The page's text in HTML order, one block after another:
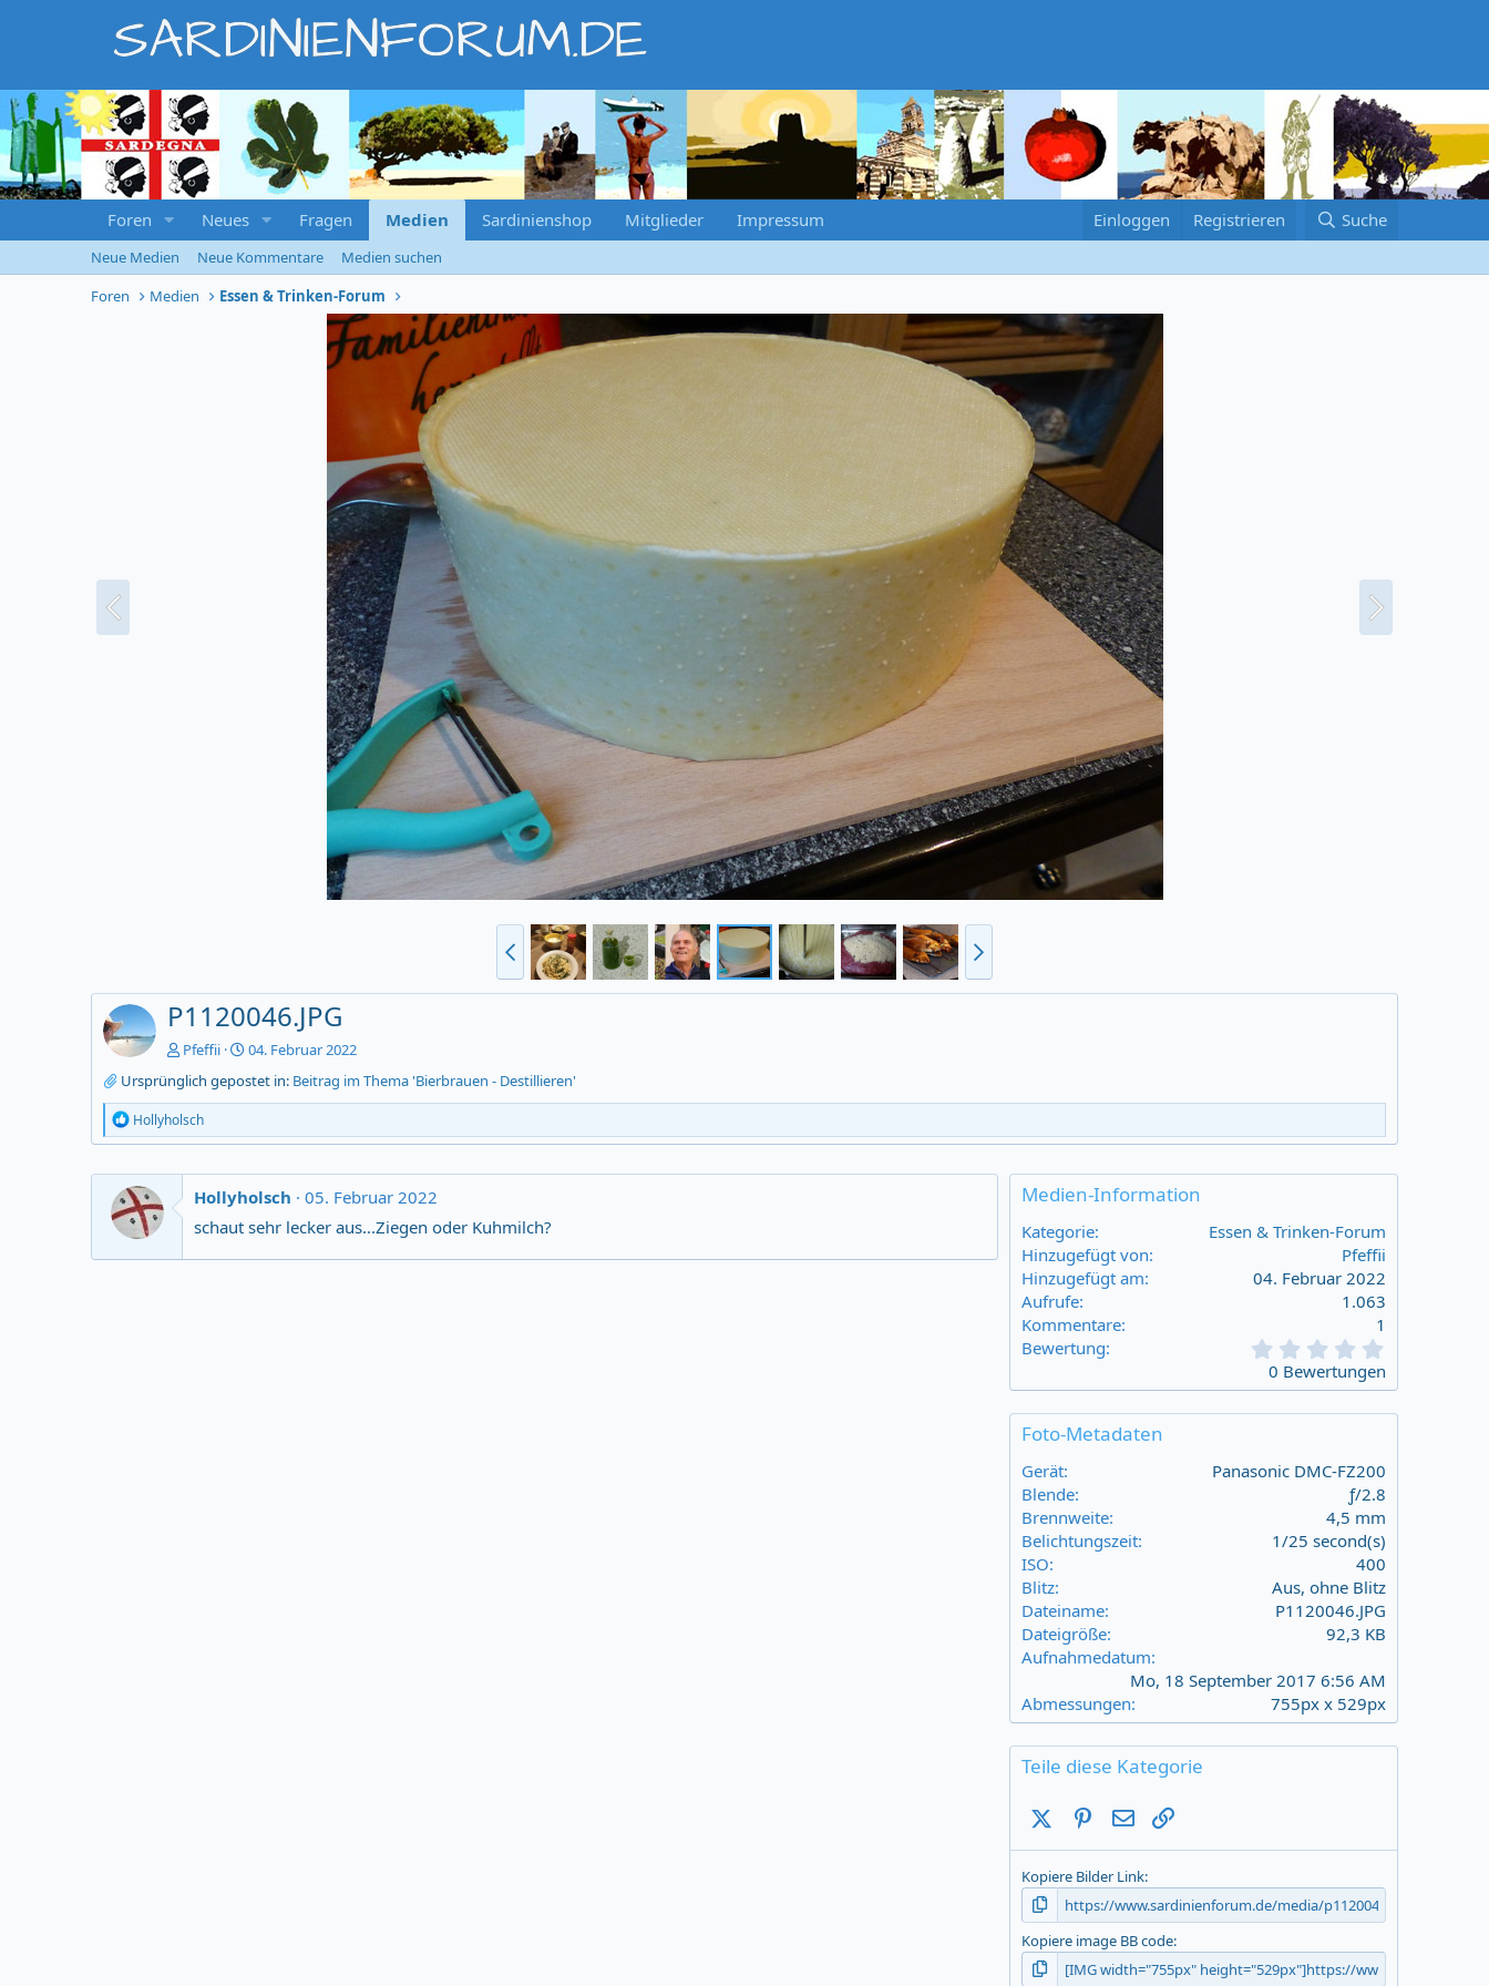
SARDINIENFORUM.DE
Foren Neues Fragen Medien Sardinienshop Mitglieder Impressum Einloggen Registrieren Suche
Neue Medien Neue Kommentare
Medien suchen
Foren
Medien Essen & Trinken-Forum
P1120046.JPG
Pfeffii
04. Februar 2022
Ursprünglich gepostet in: Beitrag im Thema 'Bierbrauen - Destillieren'
R
e
c
t
i
o
n
s
Hollyholsch
Hollyholsch
05. Februar 2022
schaut sehr lecker aus...Ziegen oder Kuhmilch?
Medien-Information
Kategorie
Essen & Trinken-Forum
Hinzugefügt von
Pfeffii
Hinzugefügt am
04. Februar 2022
Aufrufe
1.063
Kommentare
1
Bewertung
0
0
0 Bewertungen
Foto-Metadaten
Gerät
Panasonic DMC-FZ200
Blende
ƒ/2.8
Brennweite
4,5 mm
Belichtungszeit
1/25 second(s)
ISO
400
Blitz
Aus, ohne Blitz
Dateiname
P1120046.JPG
Dateigröße
92,3 KB
Aufnahmedatum
Mo, 18 September 2017 6:56 AM
Abmessungen
755px x 529px
Teile diese Kategorie
X (Twitter)Pinterest
E-Mail
Kopiere Bilder Link
Kopiere image BB code